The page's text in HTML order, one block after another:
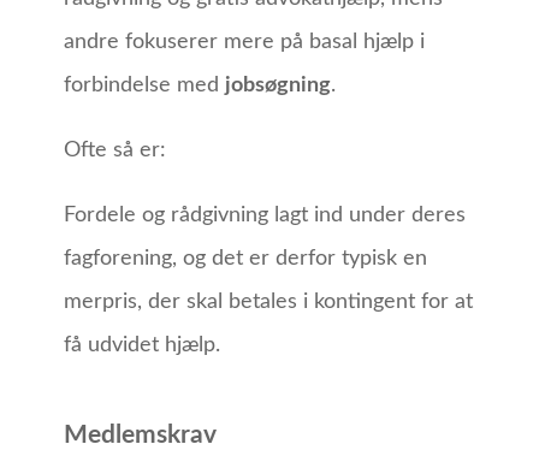
andre fokuserer mere på basal hjælp i
forbindelse med jobsøgning.
Ofte så er:
Fordele og rådgivning lagt ind under deres
fagforening, og det er derfor typisk en
merpris, der skal betales i kontingent for at
få udvidet hjælp.
Medlemskrav